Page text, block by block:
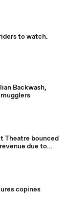
to watch.
Backwash,
Theatre bounced
due to
copines